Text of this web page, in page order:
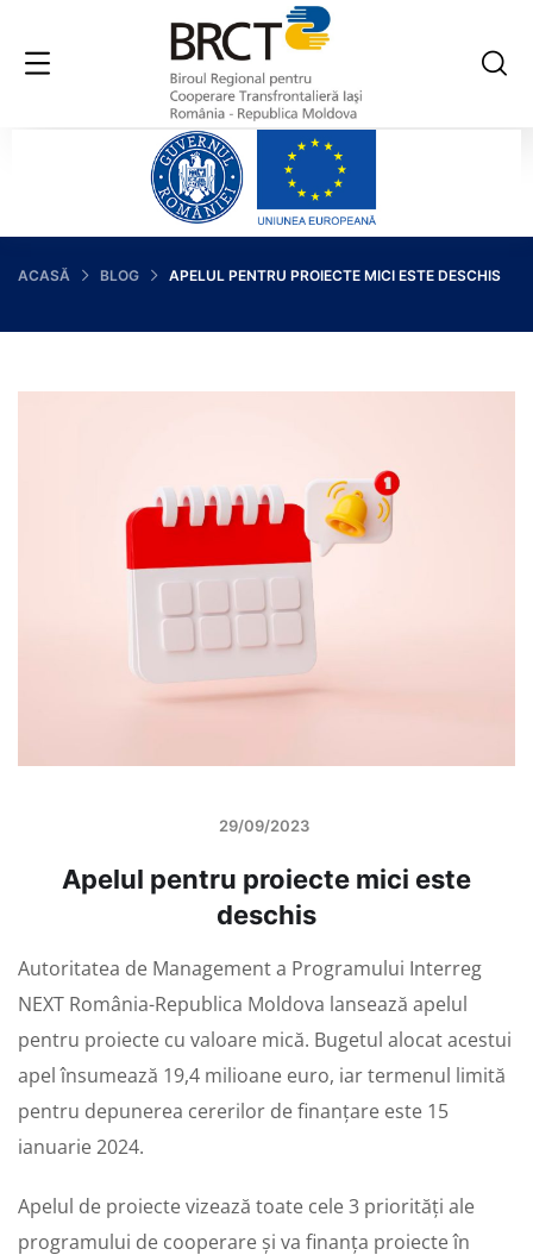
ACASĂ BLOG APELUL PENTRU PROIECTE MICI ESTE DESCHIS
29/09/2023
Apelul pentru proiecte mici este
deschis
Autoritatea de Management a Programului Interreg
NEXT România-Republica Moldova lansează apelul
pentru proiecte cu valoare mică. Bugetul alocat acestui
apel însumează 19,4 milioane euro, iar termenul limită
pentru depunerea cererilor de finanțare este 15
ianuarie 2024.
Apelul de proiecte vizează toate cele 3 priorități ale
programului de cooperare și va finanța proiecte în